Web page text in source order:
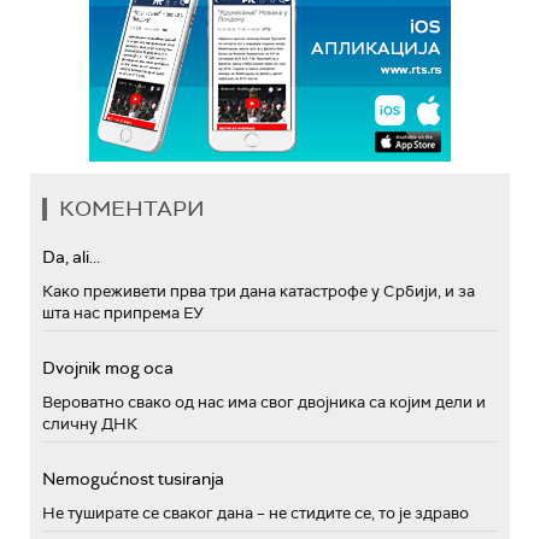
КОМЕНТАРИ
Da, ali...
Како преживети прва три дана катастрофе у Србији, и за
шта нас припрема ЕУ
Dvojnik mog oca
Вероватно свако од нас има свог двојника са којим дели и
сличну ДНК
Nemogućnost tusiranja
Не туширате се сваког дана – не стидите се, то је здраво